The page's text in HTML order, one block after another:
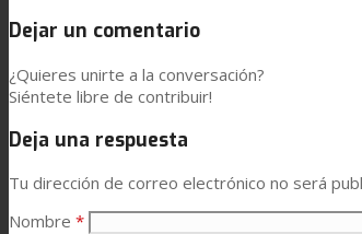
Atención al Cliente
Dejar un comentario
¿Quieres unirte a la conversación?
Siéntete libre de contribuir!
Deja una respuesta
Tu dirección de correo electrónico no será
Nombre *